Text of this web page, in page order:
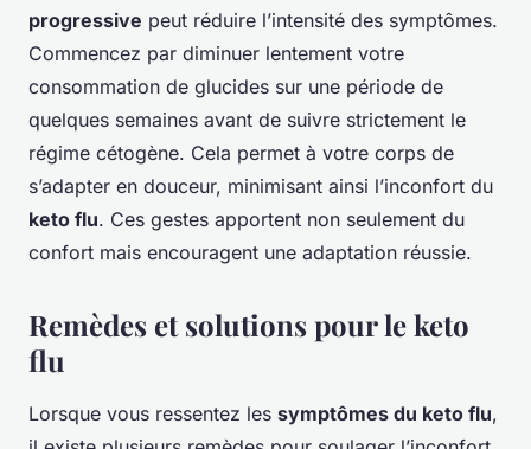
progressive peut réduire l’intensité des symptômes.
Commencez par diminuer lentement votre
consommation de glucides sur une période de
quelques semaines avant de suivre strictement le
régime cétogène. Cela permet à votre corps de
s’adapter en douceur, minimisant ainsi l’inconfort du
keto flu. Ces gestes apportent non seulement du
confort mais encouragent une adaptation réussie.
Remèdes et solutions pour le keto
flu
Lorsque vous ressentez les symptômes du keto flu,